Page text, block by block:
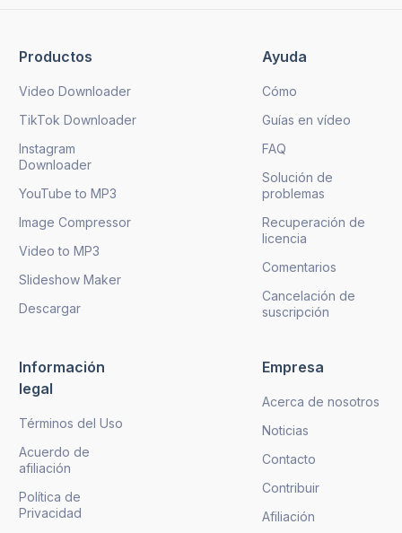
Productos
Video Downloader
TikTok Downloader
Instagram
Downloader
YouTube to MP3
Image Compressor
Video to MP3
Slideshow Maker
Descargar
Ayuda
Cómo
Guías en vídeo
FAQ
Solución de
problemas
Recuperación de
licencia
Comentarios
Cancelación de
suscripción
Información
legal
Términos del Uso
Acuerdo de
afiliación
Política de
Privacidad
Empresa
Acerca de nosotros
Noticias
Contacto
Contribuir
Afiliación